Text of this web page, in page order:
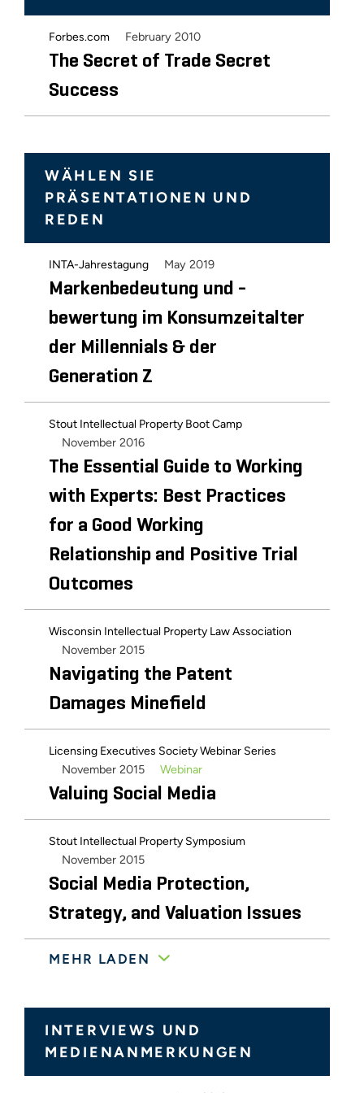
Forbes.com February 2010
The Secret of Trade Secret
Success
WÄHLEN SIE
PRÄSENTATIONEN UND
REDEN
INTA-Jahrestagung May 2019
Markenbedeutung und -
bewertung im Konsumzeitalter
der Millennials & der
Generation Z
Stout Intellectual Property Boot Camp
November 2016
The Essential Guide to Working
with Experts: Best Practices
for a Good Working
Relationship and Positive Trial
Outcomes
Wisconsin Intellectual Property Law Association
November 2015
Navigating the Patent
Damages Minefield
Licensing Executives Society Webinar Series
November 2015 Webinar
Valuing Social Media
Stout Intellectual Property Symposium
November 2015
Social Media Protection,
Strategy, and Valuation Issues
SXSW Music Conference
Transactions: Valuation of
Social Media IP – What’s a
Tweet Worth?
MEHR LADEN
INTERVIEWS UND
MEDIENANMERKUNGEN